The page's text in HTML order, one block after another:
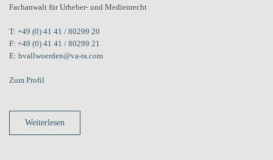
Fachanwalt für Urheber- und Medienrecht
T: +49 (0) 41 41 / 80299 20
F: +49 (0) 41 41 / 80299 21
E: bvallwoerden@va-ra.com
Zum Profil
Weiterlesen